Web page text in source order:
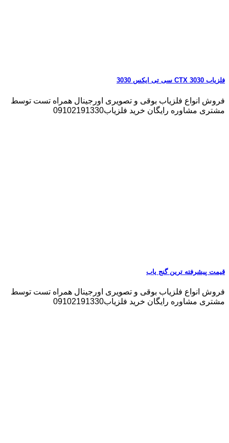
فلزیاب CTX 3030 سی تی ایکس 3030
فروش انواع فلزیاب بوقی و تصویری اورجینال همراه تست توسط
مشتری مشاوره رایگان خرید فلزیاب09102191330
قیمت پیشرفته ترین گنج یاب
فروش انواع فلزیاب بوقی و تصویری اورجینال همراه تست توسط
مشتری مشاوره رایگان خرید فلزیاب09102191330